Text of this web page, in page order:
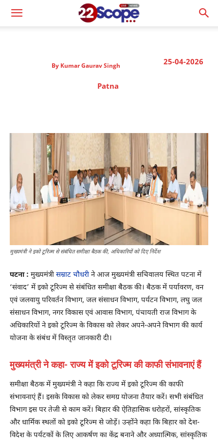
25-04-2026
By Kumar Gaurav Singh
Patna
मुख्यमंत्री ने इको टूरिज्म से संबंधित समीक्षा बैठक की, अधिकारियों को दिए निर्देश
पटना : मुख्यमंत्री सम्राट चौधरीने आज मुख्यमंत्री सचिवालय स्थित पटना में
‘संवाद’ में इको टूरिज्म से संबंधित समीक्षा बैठक की। बैठक में पर्यावरण, वन
एवं जलवायु परिवर्तन विभाग, जल संसाधन विभाग, पर्यटन विभाग, लघु जल
संसाधन विभाग, नगर विकास एवं आवास विभाग, पंचायती राज विभाग के
अधिकारियों ने इको टूरिज्म के विकास को लेकर अपने-अपने विभाग की कार्य
योजना के संबंध में विस्तृत जानकारी दी।
मुख्यमंत्री ने कहा- राज्य में इको टूरिज्म की काफी संभावनाएं हैं
समीक्षा बैठक में मुख्यमंत्री ने कहा कि राज्य में इको टूरिज्म की काफी
संभावनाएं हैं। इसके विकास को लेकर समग्र योजना तैयार करें। सभी संबंधित
विभाग इस पर तेजी से काम करें। बिहार की ऐतिहासिक धरोहरों, सांस्कृतिक
और धार्मिक स्थलों को इको टूरिज्म से जोड़ें। उन्होंने कहा कि बिहार को देश-
विदेश के पर्यटकों के लिए आकर्षण का केंद्र बनाने और अध्यात्मिक, सांस्कृतिक